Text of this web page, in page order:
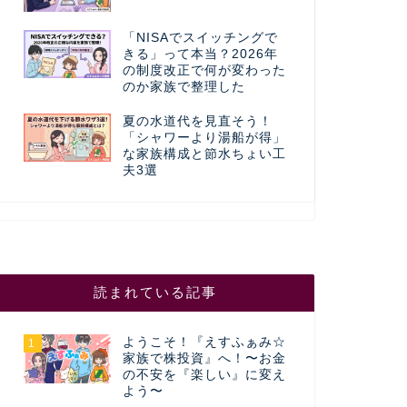
「NISAでスイッチングで
きる」って本当？2026年
の制度改正で何が変わった
のか家族で整理した
夏の水道代を見直そう！
「シャワーより湯船が得」
な家族構成と節水ちょい工
夫3選
読まれている記事
1
ようこそ！『えすふぁみ☆
家族で株投資』へ！〜お金
の不安を『楽しい』に変え
よう〜